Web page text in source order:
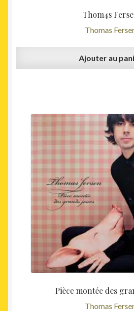
Thom4s
Thomas
Ajouter au
Pièce montée des
Thomas